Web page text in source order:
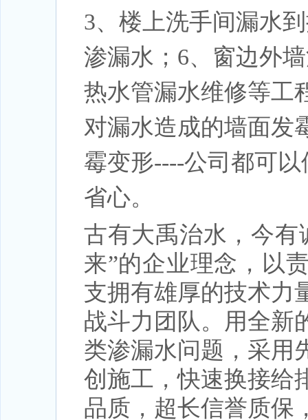
3、楼上洗手间漏水
渗漏水；6、窗边外
热水管漏水维修等工
对漏水造成的墙面发
霉变形----公司都可
省心。
古有大禹治水，今有
来”的企业理念，以
支拥有雄厚的技术力
战斗力团队。用全新
类渗漏水问题，采用
创施工，快速换接给
品质，超长信誉质保